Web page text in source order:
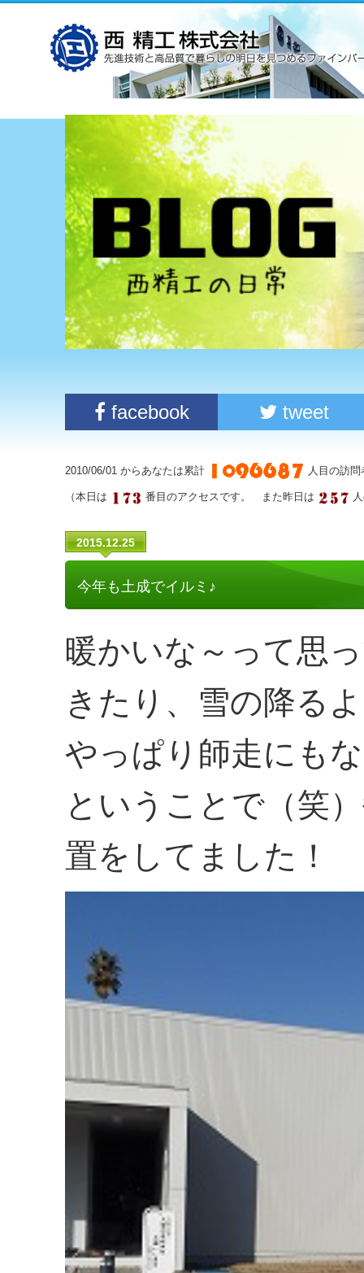
facebook tweet
2010/06/01 からあなたは累計 人目の訪
（本日は 番目のアクセスです。 また昨日は
2015.12.25
今年も土成でイルミ♪
暖かいな～って思
きたり、雪の降る
やっぱり師走にも
ということで（笑
置をしてました！